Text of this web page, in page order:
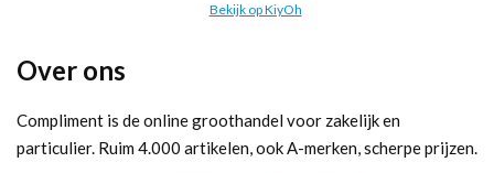
Bekijk op KiyOh
Over ons
Compliment is de online groothandel voor zakelijk en
particulier. Ruim 4.000 artikelen, ook A-merken, scherpe prijzen.